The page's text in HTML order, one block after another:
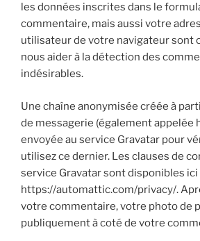
les données inscrites dans le
commentaire, mais aussi votre
utilisateur de votre navigateur sont
nous aider à la détection des
indésirables.
Une chaîne anonymisée créée à
de messagerie (également appelée
envoyée au service Gravatar pour
utilisez ce dernier. Les clauses de
service Gravatar sont disponibles ici
https://automattic.com/privacy/.
votre commentaire, votre photo de
publiquement à coté de votre